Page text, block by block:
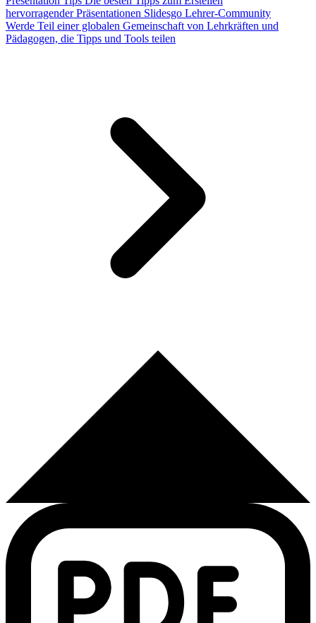
hervorragender Präsentationen Slidesgo Lehrer-Community
Werde Teil einer globalen Gemeinschaft von Lehrkräften und
Pädagogen, die Tipps und Tools teilen